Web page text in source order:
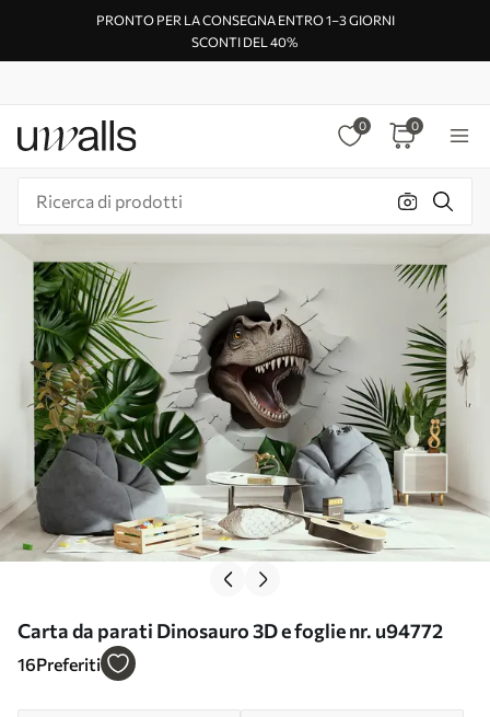
PRONTO PER LA CONSEGNA ENTRO 1–3 GIORNI
SCONTI DEL 40%
0 0
Carta da parati Dinosauro 3D e foglie nr. u94772
16Preferiti